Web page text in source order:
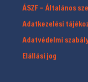
ÁSZF – Általános
Adatkezelési
Adatvédelmi
Elállási jog